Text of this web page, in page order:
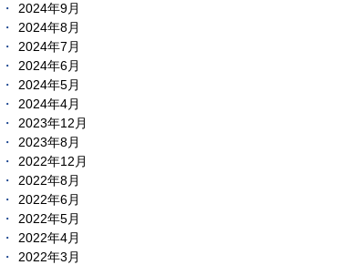
2024年9月
2024年8月
2024年7月
2024年6月
2024年5月
2024年4月
2023年12月
2023年8月
2022年12月
2022年8月
2022年6月
2022年5月
2022年4月
2022年3月